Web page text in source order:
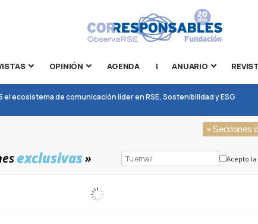
OPINIÓN AGENDA | ANUARIO
el ecosistema de comunicación líder en RSE, Sostenibilidad y ESG
» Secciones
exclusivas» Acepto